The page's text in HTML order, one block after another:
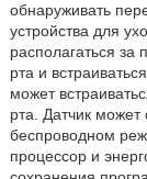
обнаруживать
устройства для
располагаться за
рта и
может
рта. Датчик
беспроводном
процессор и